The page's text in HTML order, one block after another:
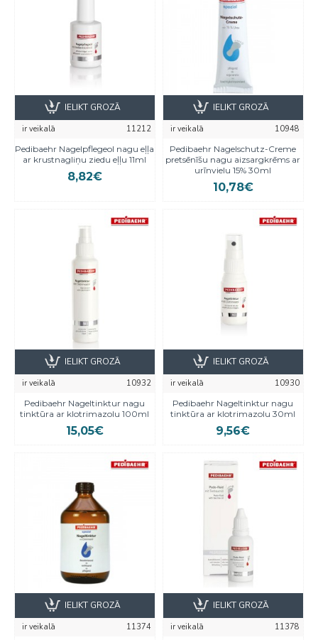
ir veikalā
11212
Pedibaehr Nagelpflegeol nagu eļļa
ar krustnagliņu ziedu eļļu 11ml
8,82€
IELIKT GROZĀ
ir veikalā
10948
Pedibaehr Nagelschutz-Creme
pretsēnīšu nagu aizsargkrēms ar
urīnvielu 15% 30ml
10,78€
IELIKT GROZĀ
ir veikalā
10932
Pedibaehr Nageltinktur nagu
tinktūra ar klotrimazolu 100ml
15,05€
IELIKT GROZĀ
ir veikalā
10930
Pedibaehr Nageltinktur nagu
tinktūra ar klotrimazolu 30ml
9,56€
IELIKT GROZĀ
ir veikalā
11374
IELIKT GROZĀ
ir veikalā
11378
IELIKT GROZĀ